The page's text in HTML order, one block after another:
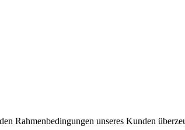
Rahmenbedingungen unseres Kunden